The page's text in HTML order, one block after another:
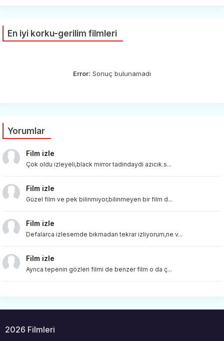
En iyi korku-gerilim filmleri
Error: Sonuç bulunamadı
Yorumlar
Film izle
Çok oldu izleyeli,black mirror tadindaydi azıcık.s...
Film izle
Güzel film ve pek bilinmiyor,bilinmeyen bir film d...
Film izle
Defalarca izlesemde bıkmadan tekrar izliyorum,ne v...
Film izle
Ayrıca tepenin gözleri filmi de benzer film o da ç...
2026 Filmleri